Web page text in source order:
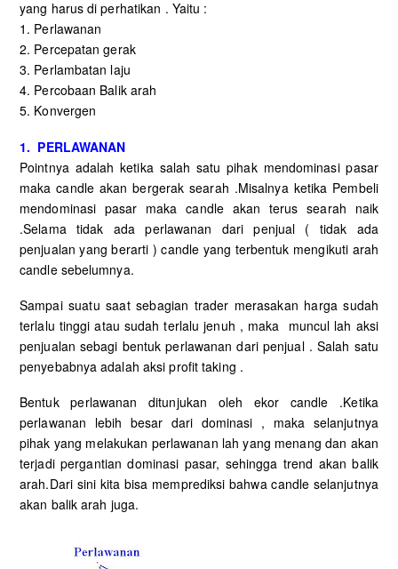
yang harus di perhatikan . Yaitu :
1. Perlawanan
2. Percepatan gerak
3. Perlambatan laju
4. Percobaan Balik arah
5. Konvergen
1. PERLAWANAN
Pointnya adalah ketika salah satu pihak mendominasi pasar
maka candle akan bergerak searah .Misalnya ketika Pembeli
mendominasi pasar maka candle akan terus searah naik
.Selama tidak ada perlawanan dari penjual ( tidak ada
penjualan yang berarti ) candle yang terbentuk mengikuti arah
candle sebelumnya.
Sampai suatu saat sebagian trader merasakan harga sudah
terlalu tinggi atau sudah terlalu jenuh , maka muncul lah aksi
penjualan sebagi bentuk perlawanan dari penjual . Salah satu
penyebabnya adalah aksi profit taking .
Bentuk perlawanan ditunjukan oleh ekor candle .Ketika
perlawanan lebih besar dari dominasi , maka selanjutnya
pihak yang melakukan perlawanan lah yang menang dan akan
terjadi pergantian dominasi pasar, sehingga trend akan balik
arah.Dari sini kita bisa memprediksi bahwa candle selanjutnya
akan balik arah juga.